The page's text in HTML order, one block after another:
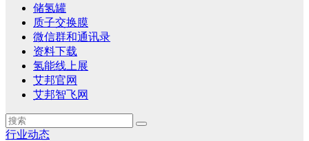
储氢罐
质子交换膜
微信群和通讯录
资料下载
氢能线上展
艾邦官网
艾邦智飞网
行业动态